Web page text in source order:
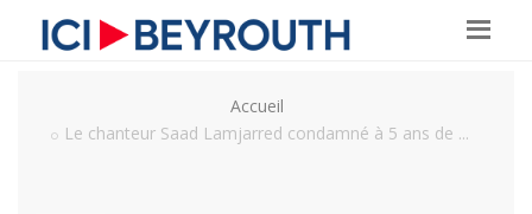
Accueil
Le chanteur Saad Lamjarred condamné à 5 ans de ...